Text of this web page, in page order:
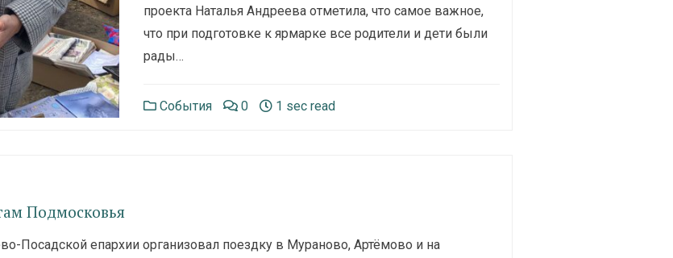
проекта Наталья Андреева отметила, что самое важное,
что при подготовке к ярмарке все родители и дети были
рады…
События 0 1 sec read
Подмосковья
Посадской епархии организовал поездку в Мураново, Артёмово и на